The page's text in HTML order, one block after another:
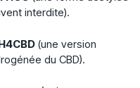
interdite).
(une version
du CBD).